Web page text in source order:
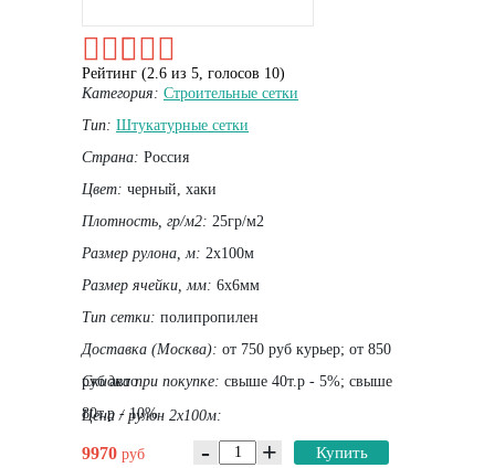
Рейтинг (2.6 из 5, голосов 10)
Категория: Строительные сетки
Тип: Штукатурные сетки
Страна: Россия
Цвет: черный, хаки
Плотность, гр/м2: 25гр/м2
Размер рулона, м: 2х100м
Размер ячейки, мм: 6х6мм
Тип сетки: полипропилен
Доставка (Москва): от 750 руб курьер; от 850
руб авто
Скидка при покупке: свыше 40т.р - 5%; свыше
80т.р - 10%
Цена / рулон 2х100м:
9970 руб - + Купить